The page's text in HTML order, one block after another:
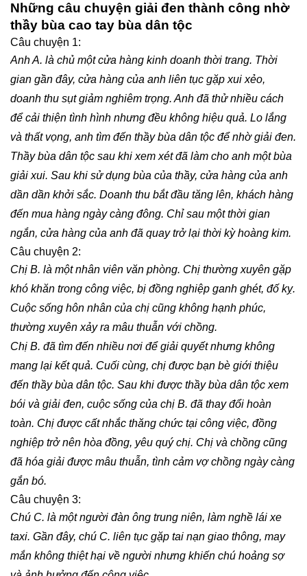
Những câu chuyện giải đen thành công nhờ
thầy bùa cao tay bùa dân tộc
Câu chuyện 1:
Anh A. là chủ một cửa hàng kinh doanh thời trang. Thời
gian gần đây, cửa hàng của anh liên tục gặp xui xẻo,
doanh thu sụt giảm nghiêm trọng. Anh đã thử nhiều cách
để cải thiện tình hình nhưng đều không hiệu quả. Lo lắng
và thất vọng, anh tìm đến thầy bùa dân tộc để nhờ giải đen.
Thầy bùa dân tộc sau khi xem xét đã làm cho anh một bùa
giải xui. Sau khi sử dụng bùa của thầy, cửa hàng của anh
dần dần khởi sắc. Doanh thu bắt đầu tăng lên, khách hàng
đến mua hàng ngày càng đông. Chỉ sau một thời gian
ngắn, cửa hàng của anh đã quay trở lại thời kỳ hoàng kim.
Câu chuyện 2:
Chị B. là một nhân viên văn phòng. Chị thường xuyên gặp
khó khăn trong công việc, bị đồng nghiệp ganh ghét, đố kỵ.
Cuộc sống hôn nhân của chị cũng không hạnh phúc,
thường xuyên xảy ra mâu thuẫn với chồng.
Chị B. đã tìm đến nhiều nơi để giải quyết nhưng không
mang lại kết quả. Cuối cùng, chị được bạn bè giới thiệu
đến thầy bùa dân tộc. Sau khi được thầy bùa dân tộc xem
bói và giải đen, cuộc sống của chị B. đã thay đổi hoàn
toàn. Chị được cất nhắc thăng chức tại công việc, đồng
nghiệp trở nên hòa đồng, yêu quý chị. Chị và chồng cũng
đã hóa giải được mâu thuẫn, tình cảm vợ chồng ngày càng
gắn bó.
Câu chuyện 3:
Chú C. là một người đàn ông trung niên, làm nghề lái xe
taxi. Gần đây, chú C. liên tục gặp tai nạn giao thông, may
mắn không thiệt hại về người nhưng khiến chú hoảng sợ